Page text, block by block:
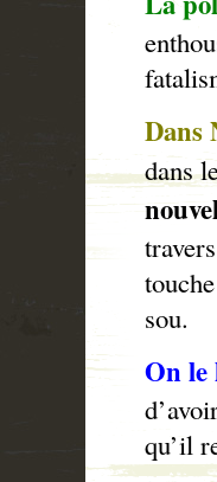
Dans
dans
sou.
On
qu’il